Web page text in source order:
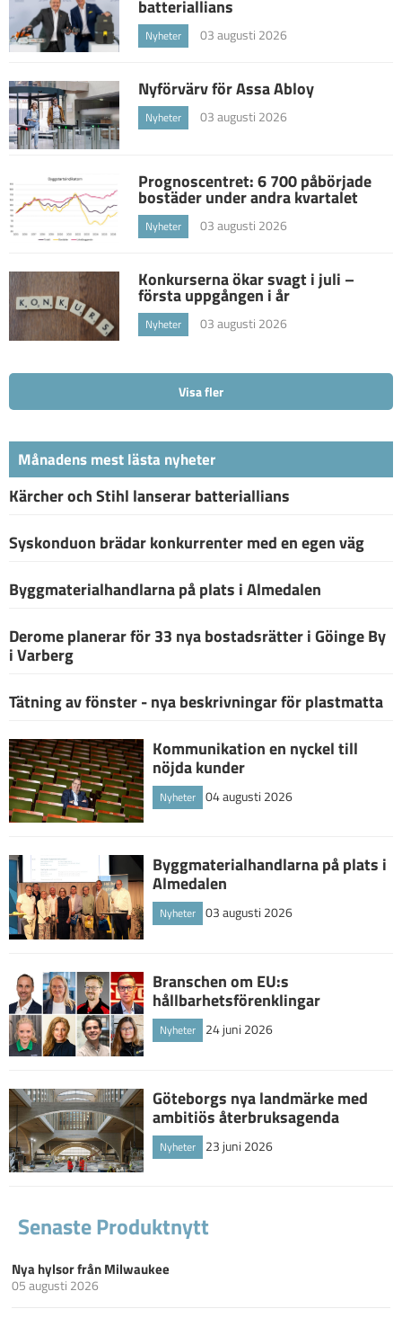
batteriallians
Nyheter 03 augusti 2026
Nyförvärv för Assa Abloy
Nyheter 03 augusti 2026
Prognoscentret: 6 700 påbörjade
bostäder under andra kvartalet
Nyheter 03 augusti 2026
Konkurserna ökar svagt i juli –
första uppgången i år
Nyheter 03 augusti 2026
Visa fler
Månadens mest lästa nyheter
Kärcher och Stihl lanserar batteriallians
Syskonduon brädar konkurrenter med en egen väg
Byggmaterialhandlarna på plats i Almedalen
Derome planerar för 33 nya bostadsrätter i Göinge By
i Varberg
Tätning av fönster - nya beskrivningar för plastmatta
Kommunikation en nyckel till
nöjda kunder
Nyheter 04 augusti 2026
Byggmaterialhandlarna på plats i
Almedalen
Nyheter 03 augusti 2026
Branschen om EU:s
hållbarhetsförenklingar
Nyheter 24 juni 2026
Göteborgs nya landmärke med
ambitiös återbruksagenda
Nyheter 23 juni 2026
Senaste Produktnytt
Nya hylsor från Milwaukee
05 augusti 2026